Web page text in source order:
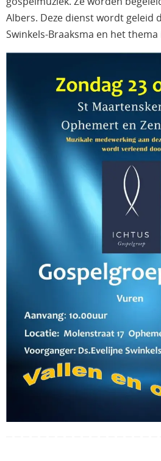
Albers. Deze dienst wordt geleid
Swinkels-Braaksma en het